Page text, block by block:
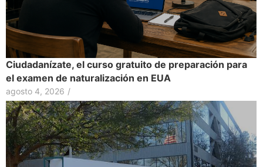
Ciudadanízate, el curso gratuito de preparación para
el examen de naturalización en EUA
agosto 4, 2026 /